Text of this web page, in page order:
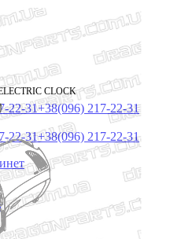
22-31+38(096) 217-22-31
22-31+38(096) 217-22-31
CLOCK